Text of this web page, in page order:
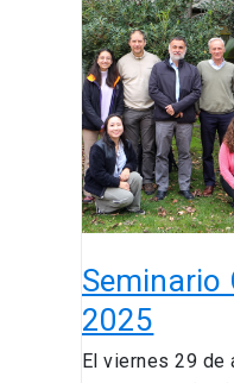
Seminario
2025
El viernes 29
CIB–
ISMRM
2025